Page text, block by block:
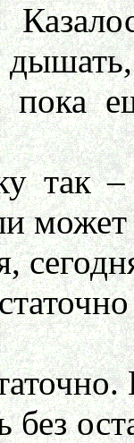
пока
–
без